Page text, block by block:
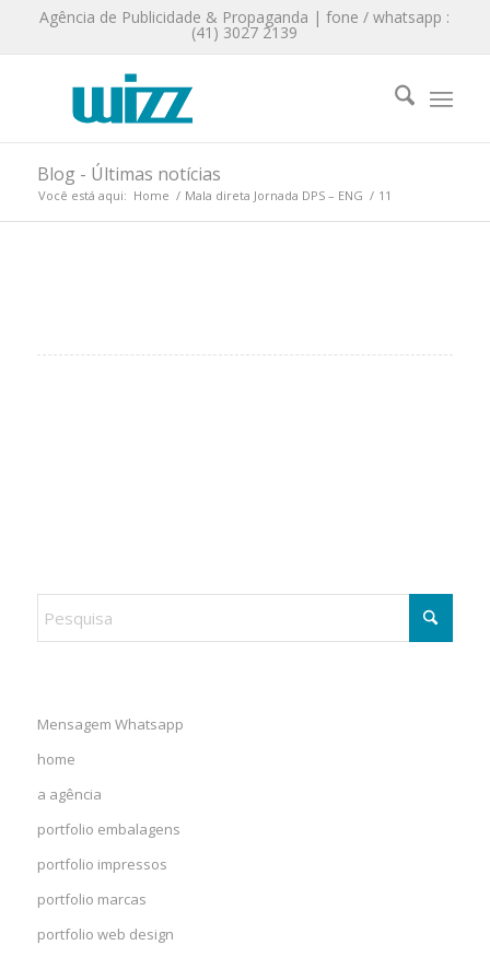
Agência de Publicidade & Propaganda | fone / whatsapp :
(41) 3027 2139
Blog - Últimas notícias
Você está aqui: Home / Mala direta Jornada DPS – ENG / 11
Mensagem Whatsapp
home
a agência
portfolio embalagens
portfolio impressos
portfolio marcas
portfolio web design